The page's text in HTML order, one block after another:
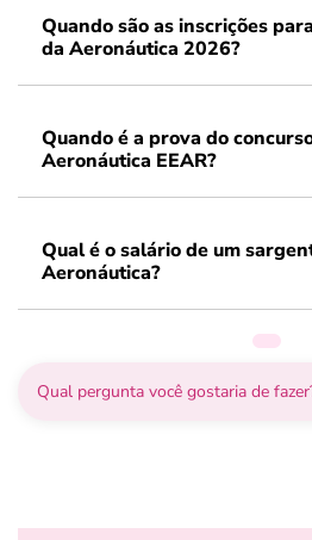
Quando são as inscrições
da Aeronáutica 2026?
Quando é a prova do
Aeronáutica EEAR?
Qual é o salário de um
Aeronáutica?